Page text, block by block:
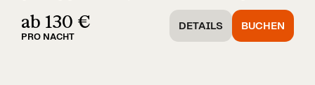
ab 130 €
PRO NACHT
DETAILS BUCHEN